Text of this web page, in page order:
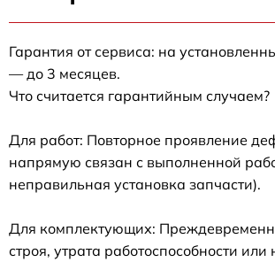
Гарантия от сервиса: на
— до 3 месяцев.
Что считается гарантийным случаем?
Для работ: Повторное проявление
напрямую связан с выполненной
неправильная установка запчасти).
Для комплектующих:
строя, утрата работоспособности или